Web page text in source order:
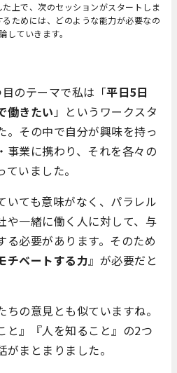
上で、次のセッションがスタートしま
ためには、どのような能力が必要なの
していきます。
目のテーマで私は「平日5日
働きたい」というワークスタ
。その中で自分が興味を持っ
事業に携わり、それを各々の
いました。
いても意味がなく、パラレル
や一緒に働く人に対して、与
る必要があります。そのため
チベートする力』が必要だと
ちの意見とも似ていますね。
と』『人を知ること』の2つ
まとまりました。